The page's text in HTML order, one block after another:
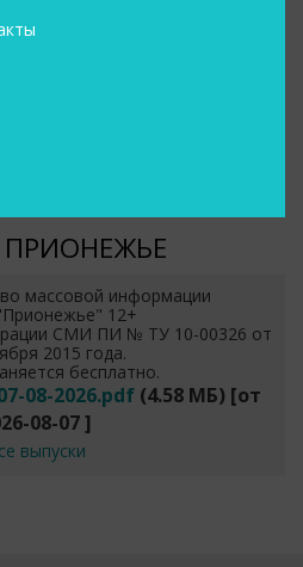
ПРИОНЕЖЬЕ
массовой информации
12+
СМИ ПИ № ТУ 10-00326 от
2015 года.
бесплатно.
08-2026.pdf (4.58 МБ)[от
08-07]
выпуски